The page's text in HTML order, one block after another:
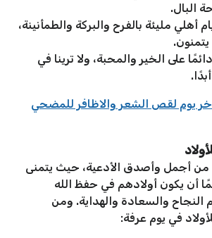
البال.
أهلي مليئة بالفرح والبركة والطمأنينة،
على الخير والمحبة، ولا ترينا في
يوم لقص الشعر والاظافر للمضحي
من أجمل وأصدق الأدعية، حيث يتمنى
أن يكون أولادهم في حفظ الله
النجاح والسعادة والهداية. ومن
في يوم عرفة: